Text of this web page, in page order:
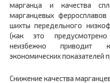
марганца и качества
марганцевых
шихты передельного
(как это предусмотрено
неизбежно приводит
экономических показателей
Снижение качества